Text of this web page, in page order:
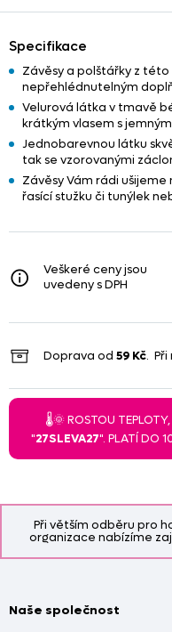
Při větším odběru pro
organizace nabízíme
Specifikace
Závěsy a polštářky z
nepřehlédnutelným
Velurová látka v tmavě
krátkým vlasem s
Jednobarevnou látku
tak se vzorovanými
Závěsy Vám rádi
řasící stužku či tunýlek
Veškeré ceny jsou
uvedeny s DPH
Doprava od 59 Kč. Při
🌡️🌞 ROSTOU
"27SLEVA27". PLATÍ DO
Naše společnost